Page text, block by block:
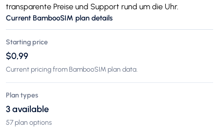
transparente Preise und Support rund um die Uhr.
Current BambooSIM plan details
Starting price
$0,99
Current pricing from BambooSIM plan data.
Plan types
3 available
57 plan options